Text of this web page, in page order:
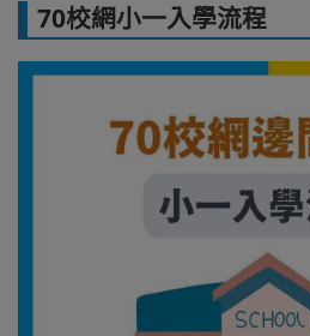
70校網小一入學流程